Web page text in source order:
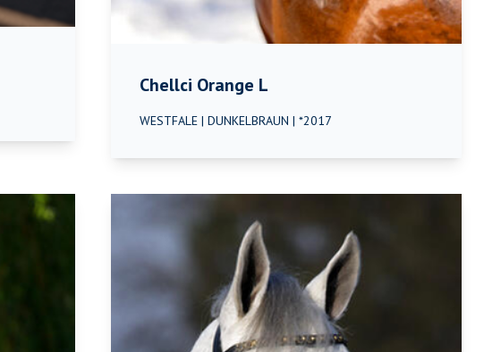
Chellci Orange L
WESTFALE | DUNKELBRAUN | *2017